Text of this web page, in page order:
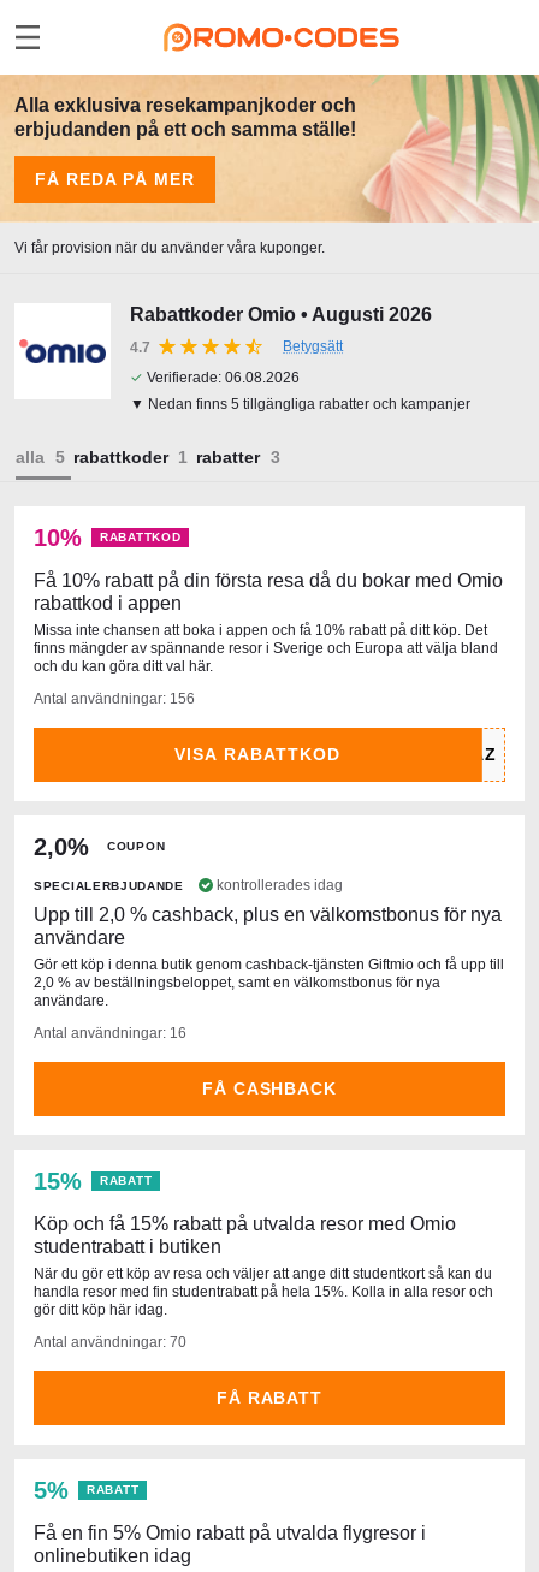
Alla exklusiva resekampanjkoder och
erbjudanden på ett och samma ställe!
FÅ REDA PÅ MER
Vi får provision när du använder våra kuponger.
Rabattkoder Omio • Augusti 2026
4.7
Betygsätt
✓ Verifierade: 06.08.2026
▼ Nedan finns 5 tillgängliga rabatter och kampanjer
alla rabattkoder rabatter
10% RABATTKOD
Få 10% rabatt på din första resa då du bokar med Omio
rabattkod i appen
Missa inte chansen att boka i appen och få 10% rabatt på ditt köp. Det
finns mängder av spännande resor i Sverige och Europa att välja bland
och du kan göra ditt val här.
Antal användningar: 156
VISA RABATTKOD
2,0% COUPON
SPECIALERBJUDANDE kontrollerades idag
Upp till 2,0 % cashback, plus en välkomstbonus för nya
användare
Gör ett köp i denna butik genom cashback-tjänsten Giftmio och få upp till
2,0 % av beställningsbeloppet, samt en välkomstbonus för nya
användare.
Antal användningar: 16
FÅ CASHBACK
15% RABATT
Köp och få 15% rabatt på utvalda resor med Omio
studentrabatt i butiken
När du gör ett köp av resa och väljer att ange ditt studentkort så kan du
handla resor med fin studentrabatt på hela 15%. Kolla in alla resor och
gör ditt köp här idag.
Antal användningar: 70
FÅ RABATT
5% RABATT
Få en fin 5% Omio rabatt på utvalda flygresor i
onlinebutiken idag